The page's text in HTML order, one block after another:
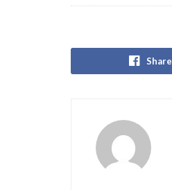
Share